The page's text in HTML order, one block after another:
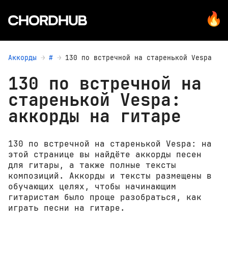
Аккорды # 130 по встречной на старенькой Vespa
130 по встречной на
старенькой Vespa:
аккорды на гитаре
130 по встречной на старенькой Vespa: на
этой странице вы найдёте аккорды песен
для гитары, а также полные тексты
композиций. Аккорды и тексты размещены в
обучающих целях, чтобы начинающим
гитаристам было проще разобраться, как
играть песни на гитаре.